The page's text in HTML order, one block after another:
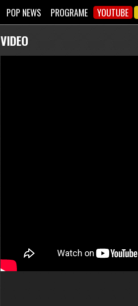
POP NEWS PROGRAME YOUTUBE
VIDEO